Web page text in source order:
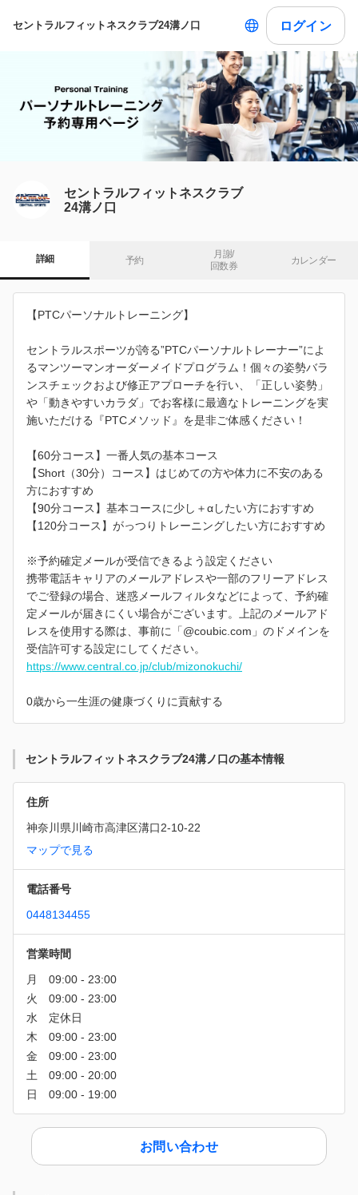
セントラルフィットネスクラブ24溝ノ口 ログイン
セントラルフィットネスクラブ
24溝ノ口
詳細 予約
月謝/
回数券
カレンダー
【PTCパーソナルトレーニング】
セントラルスポーツが誇る”PTCパーソナルトレーナー”によ
るマンツーマンオーダーメイドプログラム！個々の姿勢バラ
ンスチェックおよび修正アプローチを行い、「正しい姿勢」
や「動きやすいカラダ」でお客様に最適なトレーニングを実
施いただける『PTCメソッド』を是非ご体感ください！
【60分コース】一番人気の基本コース
【Short（30分）コース】はじめての方や体力に不安のある
方におすすめ
【90分コース】基本コースに少し＋αしたい方におすすめ
【120分コース】がっつりトレーニングしたい方におすすめ
※予約確定メールが受信できるよう設定ください
携帯電話キャリアのメールアドレスや一部のフリーアドレス
でご登録の場合、迷惑メールフィルタなどによって、予約確
定メールが届きにくい場合がございます。上記のメールアド
レスを使用する際は、事前に「@coubic.com」のドメインを
受信許可する設定にしてください。
https://www.central.co.jp/club/mizonokuchi/
0歳から一生涯の健康づくりに貢献する
セントラルフィットネスクラブ24溝ノ口の基本情報
住所
神奈川県川崎市高津区溝口2-10-22
マップで見る
電話番号
0448134455
営業時間
お問い合わせ